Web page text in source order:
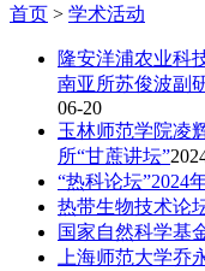
首页 > 学术活动
隆安洋浦农业科
南亚所苏俊波副
06-20
玉林师范学院凌
所“甘蔗讲坛”
“热科论坛”2024
热带生物技术论
国家自然科学基
上海师范大学乔